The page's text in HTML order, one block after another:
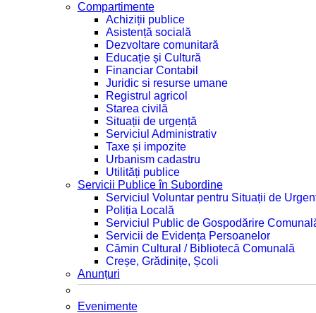
Compartimente
Achiziții publice
Asistență socială
Dezvoltare comunitară
Educație și Cultură
Financiar Contabil
Juridic si resurse umane
Registrul agricol
Starea civilă
Situații de urgență
Serviciul Administrativ
Taxe și impozite
Urbanism cadastru
Utilități publice
Servicii Publice în Subordine
Serviciul Voluntar pentru Situații de
Poliția Locală
Serviciul Public de Gospodărire
Servicii de Evidența Persoanelor
Cămin Cultural / Bibliotecă Comunală
Creșe, Grădinițe, Școli
Anunțuri
Evenimente